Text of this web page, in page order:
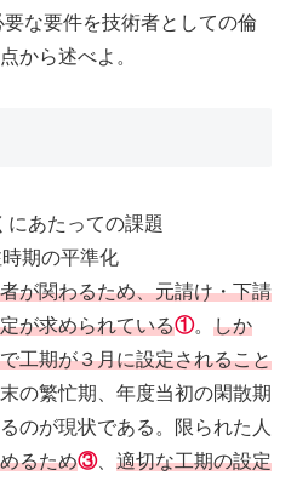
要な要件を技術者としての倫
から述べよ。
にあたっての課題
期の平準化
が関わるため、元請け・下請
が求められている①。 しか
工期が３月に設定されること
の繁忙期、年度当初の閑散期
のが現状である。限られた人
るため③、 適切な工期の設定